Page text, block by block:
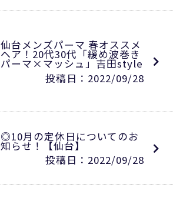
仙台メンズパーマ 春オススメ
ヘア！20代30代「緩め波巻き
パーマ×マッシュ」吉田style
投稿日：2022/09/28
◎10月の定休日についてのお
知らせ！【仙台】
投稿日：2022/09/28